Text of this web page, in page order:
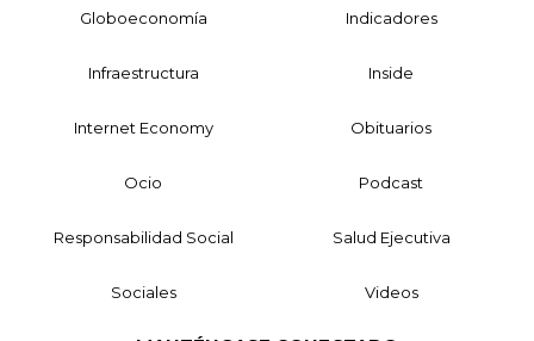
Globoeconomía Indicadores
Infraestructura Inside
Internet Economy Obituarios
Ocio Podcast
Responsabilidad Social Salud Ejecutiva
Sociales Videos